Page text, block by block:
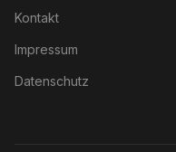
Kontakt
Impressum
Datenschutz